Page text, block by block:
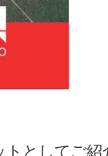
としてご